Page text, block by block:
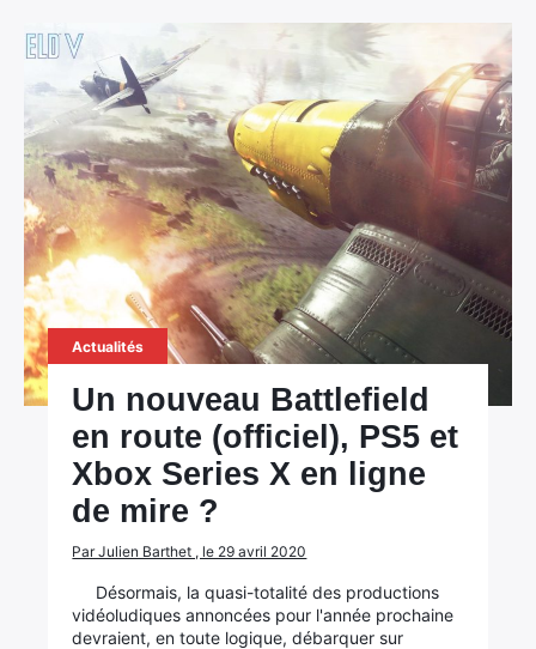
Actualités
Un nouveau Battlefield
en route (officiel), PS5 et
Xbox Series X en ligne
de mire ?
Par Julien Barthet , le 29 avril 2020
Désormais, la quasi-totalité des productions
vidéoludiques annoncées pour l'année prochaine
devraient, en toute logique, débarquer sur